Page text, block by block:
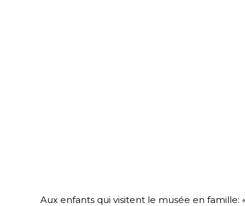
Aux enfants qui visitent le musée en